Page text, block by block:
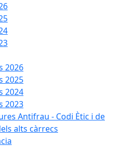
2026
2025
2024
2023
Antifrau - Codi Ètic i de
alts càrrecs